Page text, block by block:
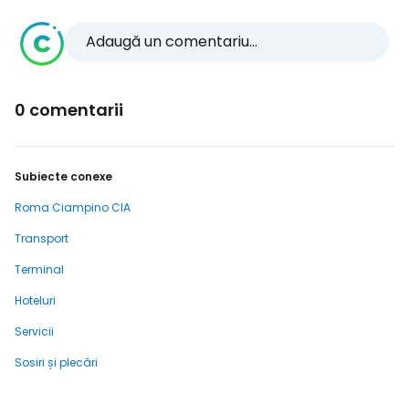
Adaugă un comentariu...
0 comentarii
Subiecte conexe
Roma Ciampino CIA
Transport
Terminal
Hoteluri
Servicii
Sosiri și plecări